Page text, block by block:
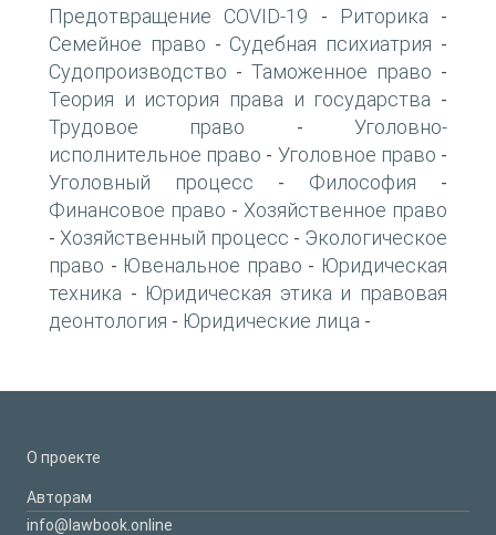
Предотвращение COVID-19 - Риторика -
Семейное право - Судебная психиатрия -
Судопроизводство - Таможенное право -
Теория и история права и государства -
Трудовое право -Уголовно-
исполнительное право - Уголовное право -
Уголовный процесс - Философия -
Финансовое право - Хозяйственное право
- Хозяйственный процесс - Экологическое
право - Ювенальное право - Юридическая
техника - Юридическая этика и правовая
деонтология - Юридические лица -
О проекте
Авторам
info@lawbook.online